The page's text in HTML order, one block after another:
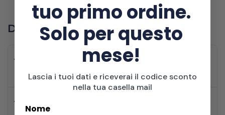
Domande frequenti
Da dove provengono i vostri prodotti? Sono 100%
tuo primo ordine.
Solo per questo
mese!
Lascia i tuoi dati e riceverai il codice sconto
nella tua casella mail
Nome